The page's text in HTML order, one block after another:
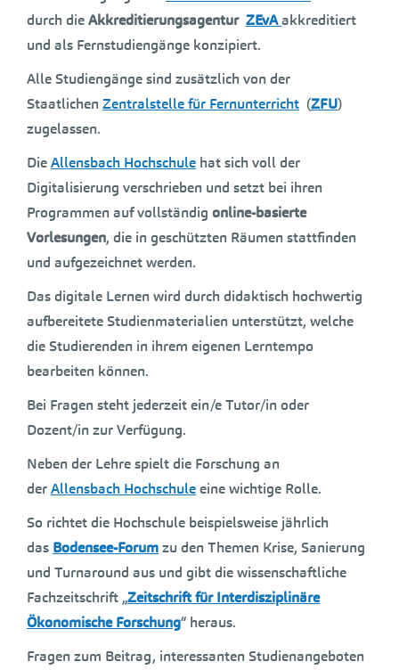
durch dieAkkreditierungsagentur ZEvAakkreditiert
und als Fernstudiengänge konzipiert.
Alle Studiengänge sind zusätzlich von der
Staatlichen Zentralstelle für Fernunterricht (ZFU)
zugelassen.
DieAllensbach Hochschule hat sich voll der
Digitalisierung verschrieben und setzt bei ihren
Programmen auf vollständig online-basierte
Vorlesungen, die in geschützten Räumen stattfinden
und aufgezeichnet werden.
Das digitale Lernen wird durch didaktisch hochwertig
aufbereitete Studienmaterialien unterstützt, welche
die Studierenden in ihrem eigenen Lerntempo
bearbeiten können.
Bei Fragen steht jederzeit ein/e Tutor/in oder
Dozent/in zur Verfügung.
Neben der Lehre spielt die Forschung an
derAllensbach Hochschuleeine wichtige Rolle.
So richtet die Hochschule beispielsweise jährlich
das Bodensee-Forumzu den Themen Krise, Sanierung
und Turnaround aus und gibt die wissenschaftliche
Fachzeitschrift „Zeitschrift für Interdisziplinäre
Ökonomische Forschung“ heraus.
Fragen zum Beitrag, interessanten Studienangeboten